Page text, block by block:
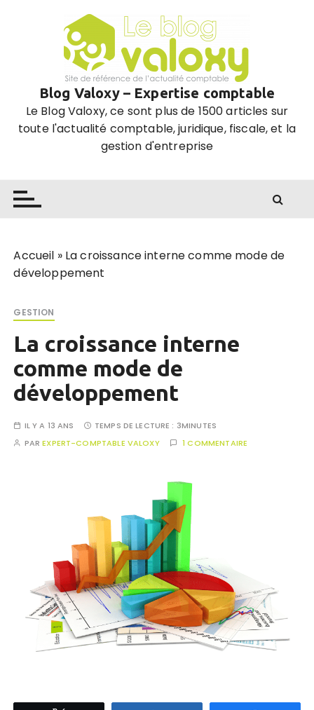
Blog Valoxy – Expertise comptable
Le Blog Valoxy, ce sont plus de 1500 articles sur
toute l'actualité comptable, juridique, fiscale, et la
gestion d'entreprise
Accueil » La croissance interne comme mode de
développement
GESTION
La croissance interne
comme mode de
développement
IL Y A 13 ANS TEMPS DE LECTURE : 3MINUTES
PAREXPERT-COMPTABLE VALOXY 1 COMMENTAIRE